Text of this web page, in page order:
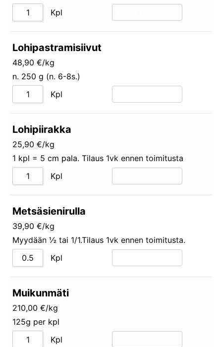
Kpl
Lohipastramisiivut
48,90 €/kg
n. 250 g (n. 6-8s.)
Kpl
Lohipiirakka
25,90 €/kg
1 kpl = 5 cm pala. Tilaus 1vk ennen toimitusta
Kpl
Metsäsienirulla
39,90 €/kg
Myydään ½ tai 1/1.Tilaus 1vk ennen toimitusta.
Kpl
Muikunmäti
210,00 €/kg
125g per kpl
Kpl